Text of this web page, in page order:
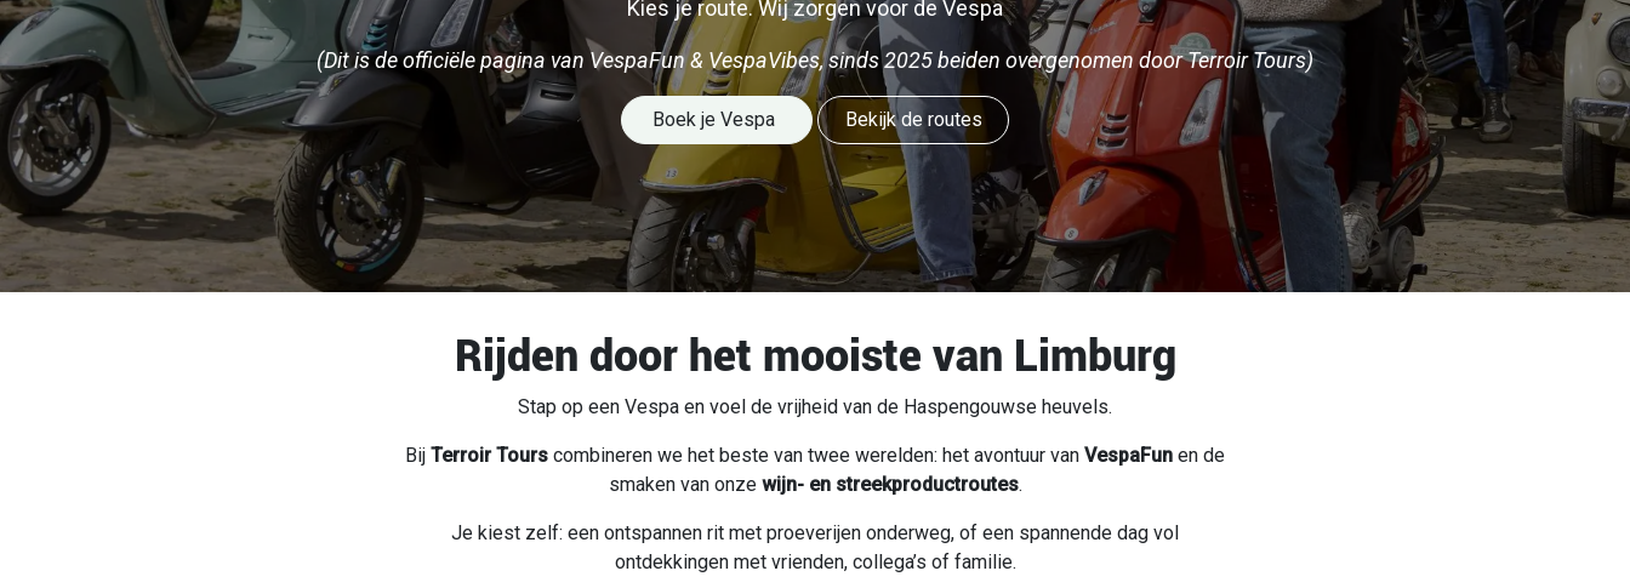
Kies je route. Wij zorgen voor de Vespa
(Dit is de officiële pagina van VespaFun & VespaVibes, sinds 2025 beiden overgenomen door Terroir Tours)
Boek je Vespa Bekijk de rou​​​​tes
Rijden door het mooiste van Limburg
Stap op een Vespa en voel de vrijheid van de Haspengouwse heuvels.
Bij Terroir Tours combineren we het beste van twee werelden: het avontuur van VespaFun en de
smaken van onze wijn- en streekproductroutes.
Je kiest zelf: een ontspannen rit met proeverijen onderweg, of een spannende dag vol
ontdekkingen met vrienden, collega’s of familie.